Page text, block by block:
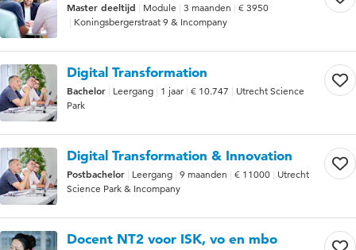
Master deeltijd Module 3 maanden
€ 3950
Koningsbergerstraat 9 & Incompany
Digital Transformation
Bachelor Leergang 1 jaar € 10.747
Utrecht Science
Park
Digital Transformation & Innovation
Postbachelor Leergang 9 maanden € 11000
Utrecht
Science Park & Incompany
Docent NT2 voor ISK, vo en mbo